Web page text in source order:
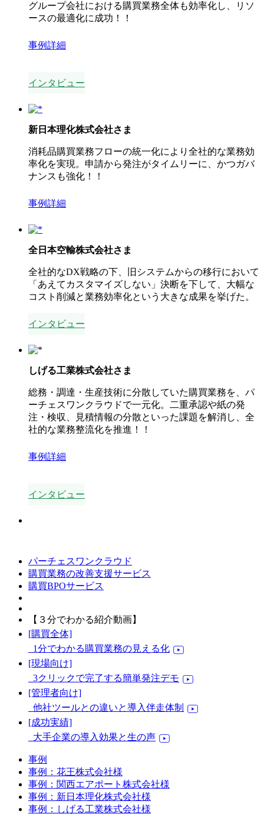
グループ会社における購買業務全体も効率化し、リソ
ースの最適化に成功！！
事例詳細
インタビュー
新日本理化株式会社さま
消耗品購買業務フローの統一化により全社的な業務効
率化を実現。申請から発注がタイムリーに、かつガバ
ナンスも強化！！
事例詳細
全日本空輸株式会社さま
全社的なDX戦略の下、旧システムからの移行において
「あえてカスタマイズしない」決断を下して、大幅な
コスト削減と業務効率化という大きな成果を挙げた。
インタビュー
しげる工業株式会社さま
総務・調達・生産技術に分散していた購買業務を、パ
ーチェスワンクラウドで一元化。二重承認や紙の発
注・検収、見積情報の分散といった課題を解消し、全
社的な業務整流化を推進！！
事例詳細
インタビュー
パーチェスワンクラウド
購買業務の改善支援サービス
購買BPOサービス
【３分でわかる紹介動画】
[購買全体]
1分でわかる購買業務の見える化
[現場向け]
3クリックで完了する簡単発注デモ
[管理者向け]
他社ツールとの違いと導入伴走体制
[成功実績]
大手企業の導入効果と生の声
事例
事例：花王株式会社様
事例：関西エアポート株式会社様
事例：新日本理化株式会社様
事例：しげる工業株式会社様